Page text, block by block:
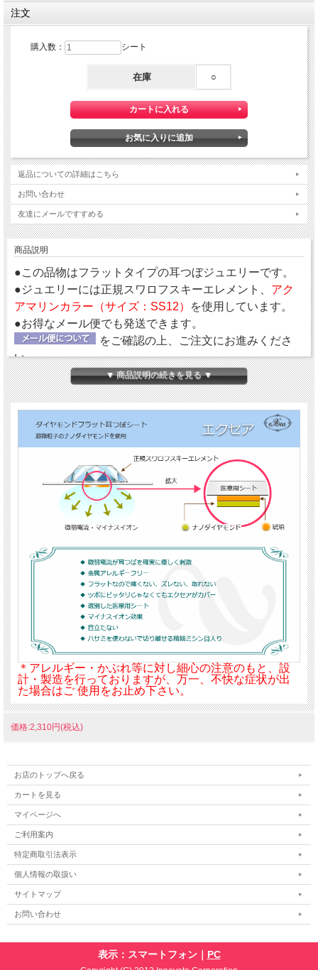
注文
購入数： シート
在庫 ○
返品についての詳細はこちら
お問い合わせ
友達にメールですすめる
商品説明
●この品物はフラットタイプの耳つぼジュエリーです。
●ジュエリーには正規スワロフスキーエレメント、 アク
アマリンカラー（サイズ：SS12）
を使用しています。
●お得なメール便でも発送できます。
をご確認の上、ご注文にお進みくださ
い。
【ダイヤモンドの微弱電流】
エクセアは、肌に触れた瞬間から微弱電流を流し始め耳
つぼを優しく刺激するフラットタイプの耳つぼシートで
す。耳つぼに直接あたるパッド部分に、電位（電圧）を
持った特別なナノダイヤモンドを使用しています。
【金属アレルギーフリー＆クリーン】
鉱物であるダイヤモンド（ナノダイヤモンド）には、金
属や、身体に悪影響を及ぼす成分が含まれていません。
エクセアについては、『耳つぼシート エクセア』
詳しくご紹介していますので、ご参照ください。
▼ 商品説明の続きを見る ▼
＊アレルギー・かぶれ等に対し細心の注意のもと、設
計・製造を行っておりますが、万一、不快な症状が出
た場合はご 使用をお止め下さい。
価格:2,310円(税込)
お店のトップへ戻る
カートを見る
マイページへ
ご利用案内
特定商取引法表示
個人情報の取扱い
サイトマップ
お問い合わせ
表示：スマートフォン｜ PC